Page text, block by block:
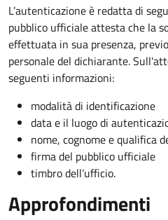
L’autenticazione è redatta di
pubblico ufficiale attesta che la
effettuata in sua presenza,
personale del dichiarante.
seguenti informazioni:
modalità di identificazione
data e il luogo di
nome, cognome e qualifica
firma del pubblico ufficiale
timbro dell’ufficio.
Approfondimenti